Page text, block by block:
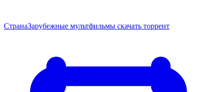
СтранаЗарубежные мультфильмы скачать торрент